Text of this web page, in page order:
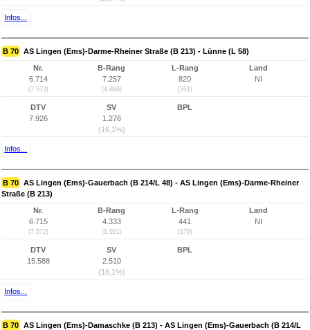
Infos...
B 70 AS Lingen (Ems)-Darme-Rheiner Straße (B 213) - Lünne (L 58)
Nr.
6.714
(7.573)
B-Rang
7.257
(4.868)
L-Rang
820
(551)
Land
NI
DTV
7.926
SV
1.276
(16,1%)
BPL
Infos...
B 70 AS Lingen (Ems)-Gauerbach (B 214/L 48) - AS Lingen (Ems)-Darme-Rheiner
Straße (B 213)
Nr.
6.715
(7.572)
B-Rang
4.333
(1.991)
L-Rang
441
(179)
Land
NI
DTV
15.588
SV
2.510
(16,1%)
BPL
Infos...
B 70 AS Lingen (Ems)-Damaschke (B 213) - AS Lingen (Ems)-Gauerbach (B 214/L